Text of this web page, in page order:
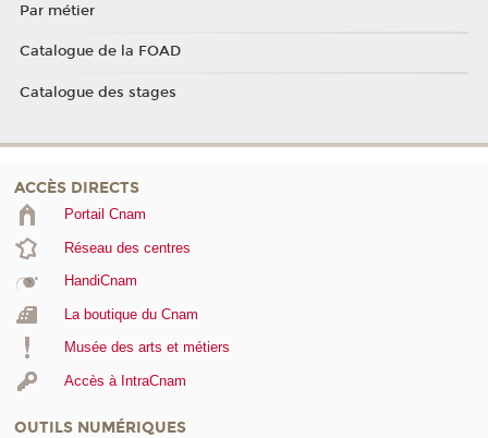
Par métier
Catalogue de la FOAD
Catalogue des stages
ACCÈS DIRECTS
Portail Cnam
Réseau des centres
HandiCnam
La boutique du Cnam
Musée des arts et métiers
Accès à IntraCnam
OUTILS NUMÉRIQUES